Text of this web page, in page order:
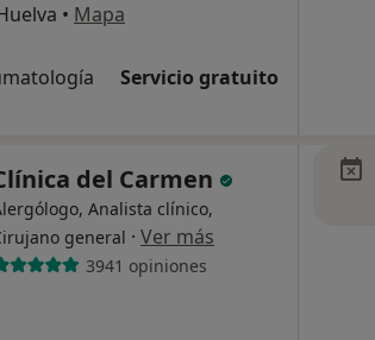
• Mapa
Servicio gratuito
del Carmen
Analista clínico,
general · Ver más
3941 opiniones